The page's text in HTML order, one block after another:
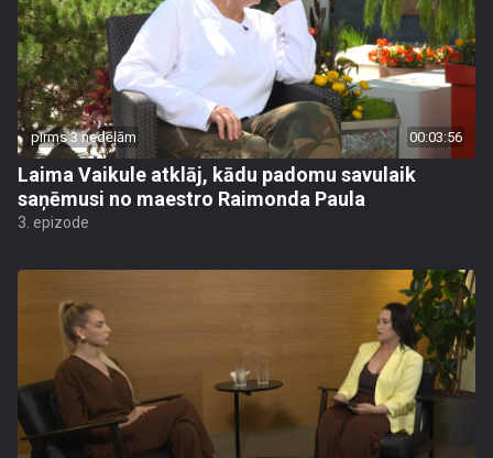
pirms 3 nedēļām 00:03:56
Laima Vaikule atklāj, kādu padomu savulaik
saņēmusi no maestro Raimonda Paula
3. epizode